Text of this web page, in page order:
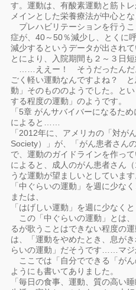
す。運動は、有酸素運動と筋ト
メインとした栄養療法が中心とな
プレハビリテーションを行う
症が、40～50％減少し、とくに
減少するというデータが出され
とにより、入院期間も２～３日
……ええー！ そうだったんだ
ごく軽い運動なんですよね？
動」そのもののようでした。と
する程度の運動」のようです。
「5章 がんサバイバーになるた
によると……
「2012年に、アメリカの「対が
Society）」が、「がん患者さん
で、運動のガイドラインを作っ
によると、成人のがん患者さん
うな運動が望ましいとしています
「中ぐらいの運動」を週に少な
または、
「はげしい運動」を週に少なく
この「中ぐらいの運動」とは
るが歌うことはできない程度の
は、「運動をやめたとき、息が
らいの運動」だそうです……マ
ここでは「自分でできる「が
ようにも書いてありました。
「毎日の食事、運動、質の高い